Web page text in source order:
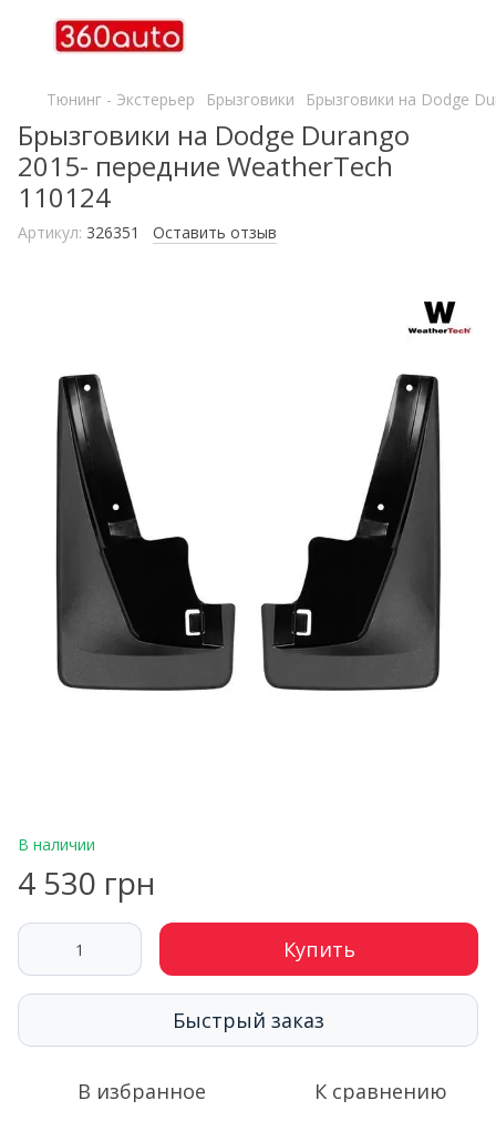
Тюнинг - Экстерьер Брызговики Брызговики на Dodge
Брызговики на Dodge Durango
2015- передние WeatherTech
110124
Артикул: 326351 Оставить отзыв
В наличии
4 530 грн
Купить
Быстрый заказ
В избранное К сравнению